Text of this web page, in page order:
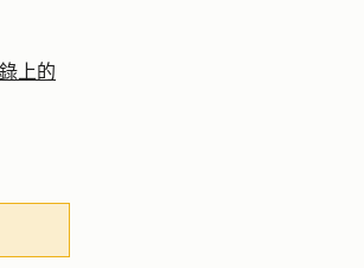
上的